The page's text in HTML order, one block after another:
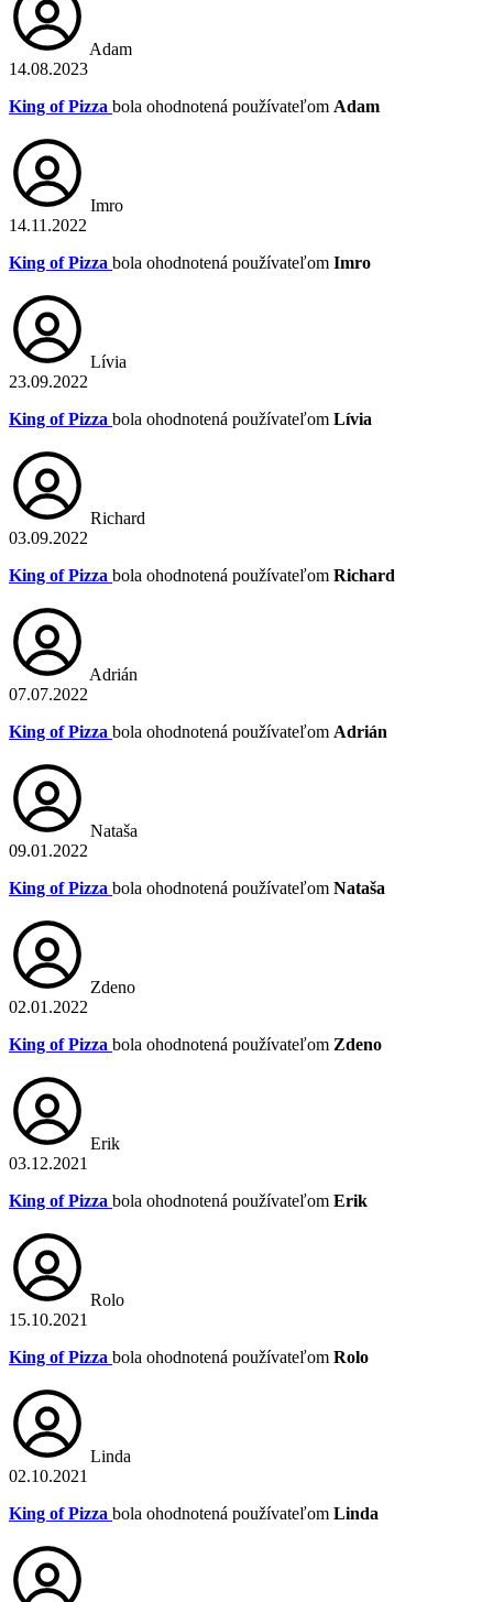
Adam
14.08.2023
King of Pizza bola ohodnotená používateľom Adam
Imro
14.11.2022
King of Pizza bola ohodnotená používateľom Imro
Lívia
23.09.2022
King of Pizza bola ohodnotená používateľom Lívia
Richard
03.09.2022
King of Pizza bola ohodnotená používateľom Richard
Adrián
07.07.2022
King of Pizza bola ohodnotená používateľom Adrián
Nataša
09.01.2022
King of Pizza bola ohodnotená používateľom Nataša
Zdeno
02.01.2022
King of Pizza bola ohodnotená používateľom Zdeno
Erik
03.12.2021
King of Pizza bola ohodnotená používateľom Erik
Rolo
15.10.2021
King of Pizza bola ohodnotená používateľom Rolo
Linda
02.10.2021
King of Pizza bola ohodnotená používateľom Linda